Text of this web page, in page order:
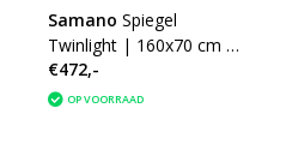
Samano Spiegel
Twinlight | 160x70 cm |
rechthoek | aluminium |
met LED verlichting
€472,-
OP VOORRAAD